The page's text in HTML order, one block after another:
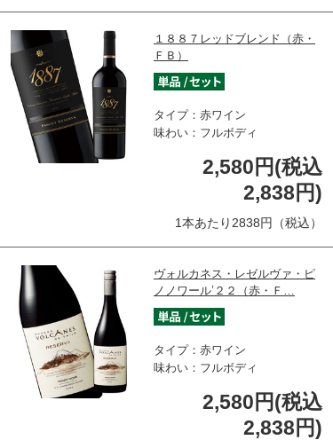
１８８７レッドブレンド（赤・
ＦＢ）
タイプ：赤ワイン
味わい：フルボディ
2,580円(税込
2,838円)
1本あたり2838円（税込）
ヴォルカネス・レゼルヴァ・ピ
ノノワール’２２（赤・Ｆ…
タイプ：赤ワイン
味わい：フルボディ
2,580円(税込
2,838円)